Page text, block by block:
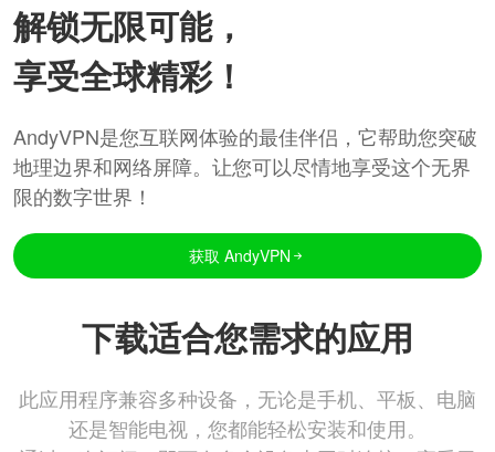
解锁无限可能，
享受全球精彩！
AndyVPN是您互联网体验的最佳伴侣，它帮助您突破
地理边界和网络屏障。让您可以尽情地享受这个无界
限的数字世界！
获取 AndyVPN
下载适合您需求的应用
此应用程序兼容多种设备，无论是手机、平板、电脑
还是智能电视，您都能轻松安装和使用。